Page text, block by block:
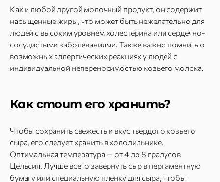
Как и любой другой молочный продукт, он содержит
насыщенные жиры, что может быть нежелательно для
людей с высоким уровнем холестерина или сердечно-
сосудистыми заболеваниями. Также важно помнить о
возможных аллергических реакциях у людей с
индивидуальной непереносимостью козьего молока.
Как стоит его хранить?
Чтобы сохранить свежесть и вкус твердого козьего
сыра, его следует хранить в холодильнике.
Оптимальная температура — от 4 до 8 градусов
Цельсия. Лучше всего завернуть сыр в пергаментную
бумагу или специальную пленку для сыра, чтобы